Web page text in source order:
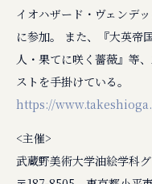
イオハザード・ヴェンデ
に参加。 また、『大英帝
人・果てに咲く薔薇』等
ストを手掛けている。
https://
<主催>
武蔵野美術大学油絵学科